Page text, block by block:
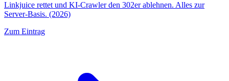
Linkjuice rettet und KI-Crawler den 302er ablehnen. Alles zur
Server-Basis. (2026)
Zum Eintrag